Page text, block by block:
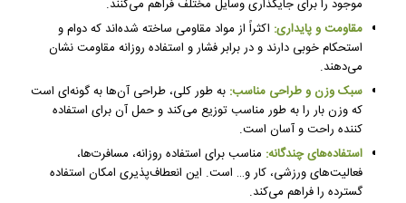
موجود را برای جایگذاری وسایل مختلف فراهم می‌کنند.
مقاومت و پایداری: اکثراً از مواد مقاومی ساخته شده‌اند که دوام و
استحکام خوبی دارند و در برابر فشار و استفاده روزانه مقاومت نشان
می‌دهند.
سبک وزن و طراحی مناسب: به طور کلی، طراحی آن‌ها به گونه‌ای است
که وزن بار را به طور مناسب توزیع می‌کند و حمل آن برای استفاده
کننده راحت و آسان است.
استفاده‌های چندگانه: مناسب برای استفاده روزانه، مسافرت‌ها،
فعالیت‌های ورزشی، کار و… است. این انعطاف‌پذیری امکان استفاده
گسترده را فراهم می‌کند.